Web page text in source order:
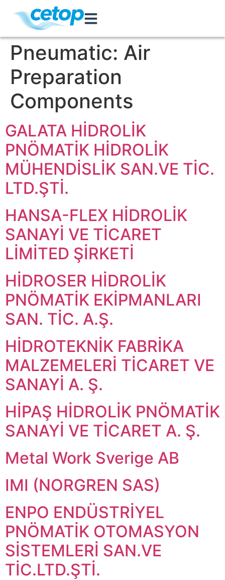
Pneumatic: Air
Preparation
Components
GALATA HİDROLİK
PNÖMATİK HİDROLİK
MÜHENDİSLİK SAN.VE TİC.
LTD.ŞTİ.
HANSA-FLEX HİDROLİK
SANAYİ VE TİCARET
LİMİTED ŞİRKETİ
HİDROSER HİDROLİK
PNÖMATİK EKİPMANLARI
SAN. TİC. A.Ş.
HİDROTEKNİK FABRİKA
MALZEMELERİ TİCARET VE
SANAYİ A. Ş.
HİPAŞ HİDROLİK PNÖMATİK
SANAYİ VE TİCARET A. Ş.
Metal Work Sverige AB
IMI (NORGREN SAS)
ENPO ENDÜSTRİYEL
PNÖMATİK OTOMASYON
SİSTEMLERİ SAN.VE
TİC.LTD.ŞTİ.